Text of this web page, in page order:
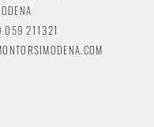
059 211321